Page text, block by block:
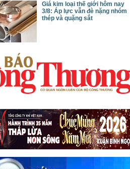
Giá kim loại thế giới hôm nay
3/8: Áp lực vẫn đè nặng nhóm
thép và quặng sắt